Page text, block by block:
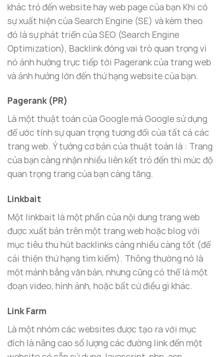
khác trỏ đến website hay web page của bạn Khi có
sự xuất hiện của Search Engine (SE) và kèm theo
đó là sự phát triển của SEO (Search Engine
Optimization), Backlink đóng vai trò quan trọng vì
nó ảnh hưởng trực tiếp tới Pagerank của trang web
và ảnh hưởng lớn đến thứ hạng website của bạn.
Pagerank (PR)
Là một thuật toán của Google mà Google sử dụng
để ước tính sự quan trọng tương đối của tất cả các
trang web. Ý tưởng cơ bản của thuật toán là : Trang
của bạn càng nhận nhiều liên kết trỏ đến thì mức độ
quan trọng trang của bạn càng tăng.
Linkbait
Một linkbait là một phần của nội dung trang web
được xuất bản trên một trang web hoặc blog với
mục tiêu thu hút backlinks càng nhiều càng tốt (để
cải thiện thứ hạng tìm kiếm). Thông thường nó là
một mảnh bằng văn bản, nhưng cũng có thể là một
đoạn video, hình ảnh, hoặc bất cứ điều gì khác.
Link Farm
Là một nhóm các websites được tạo ra với mục
đích là nâng cao số lượng các đường link đến một